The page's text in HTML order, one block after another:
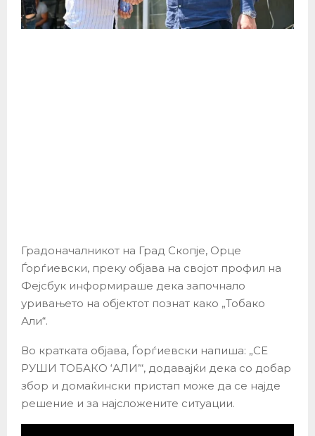
Градоначалникот на Град Скопје, Орце
Ѓорѓиевски, преку објава на својот профил на
Фејсбук информираше дека започнало
уривањето на објектот познат како „Тобако
Али“.
Во кратката објава, Ѓорѓиевски напиша: „СЕ
РУШИ ТОБАКО ‘АЛИ’“, додавајќи дека со добар
збор и домаќински пристап може да се најде
решение и за најсложените ситуации.